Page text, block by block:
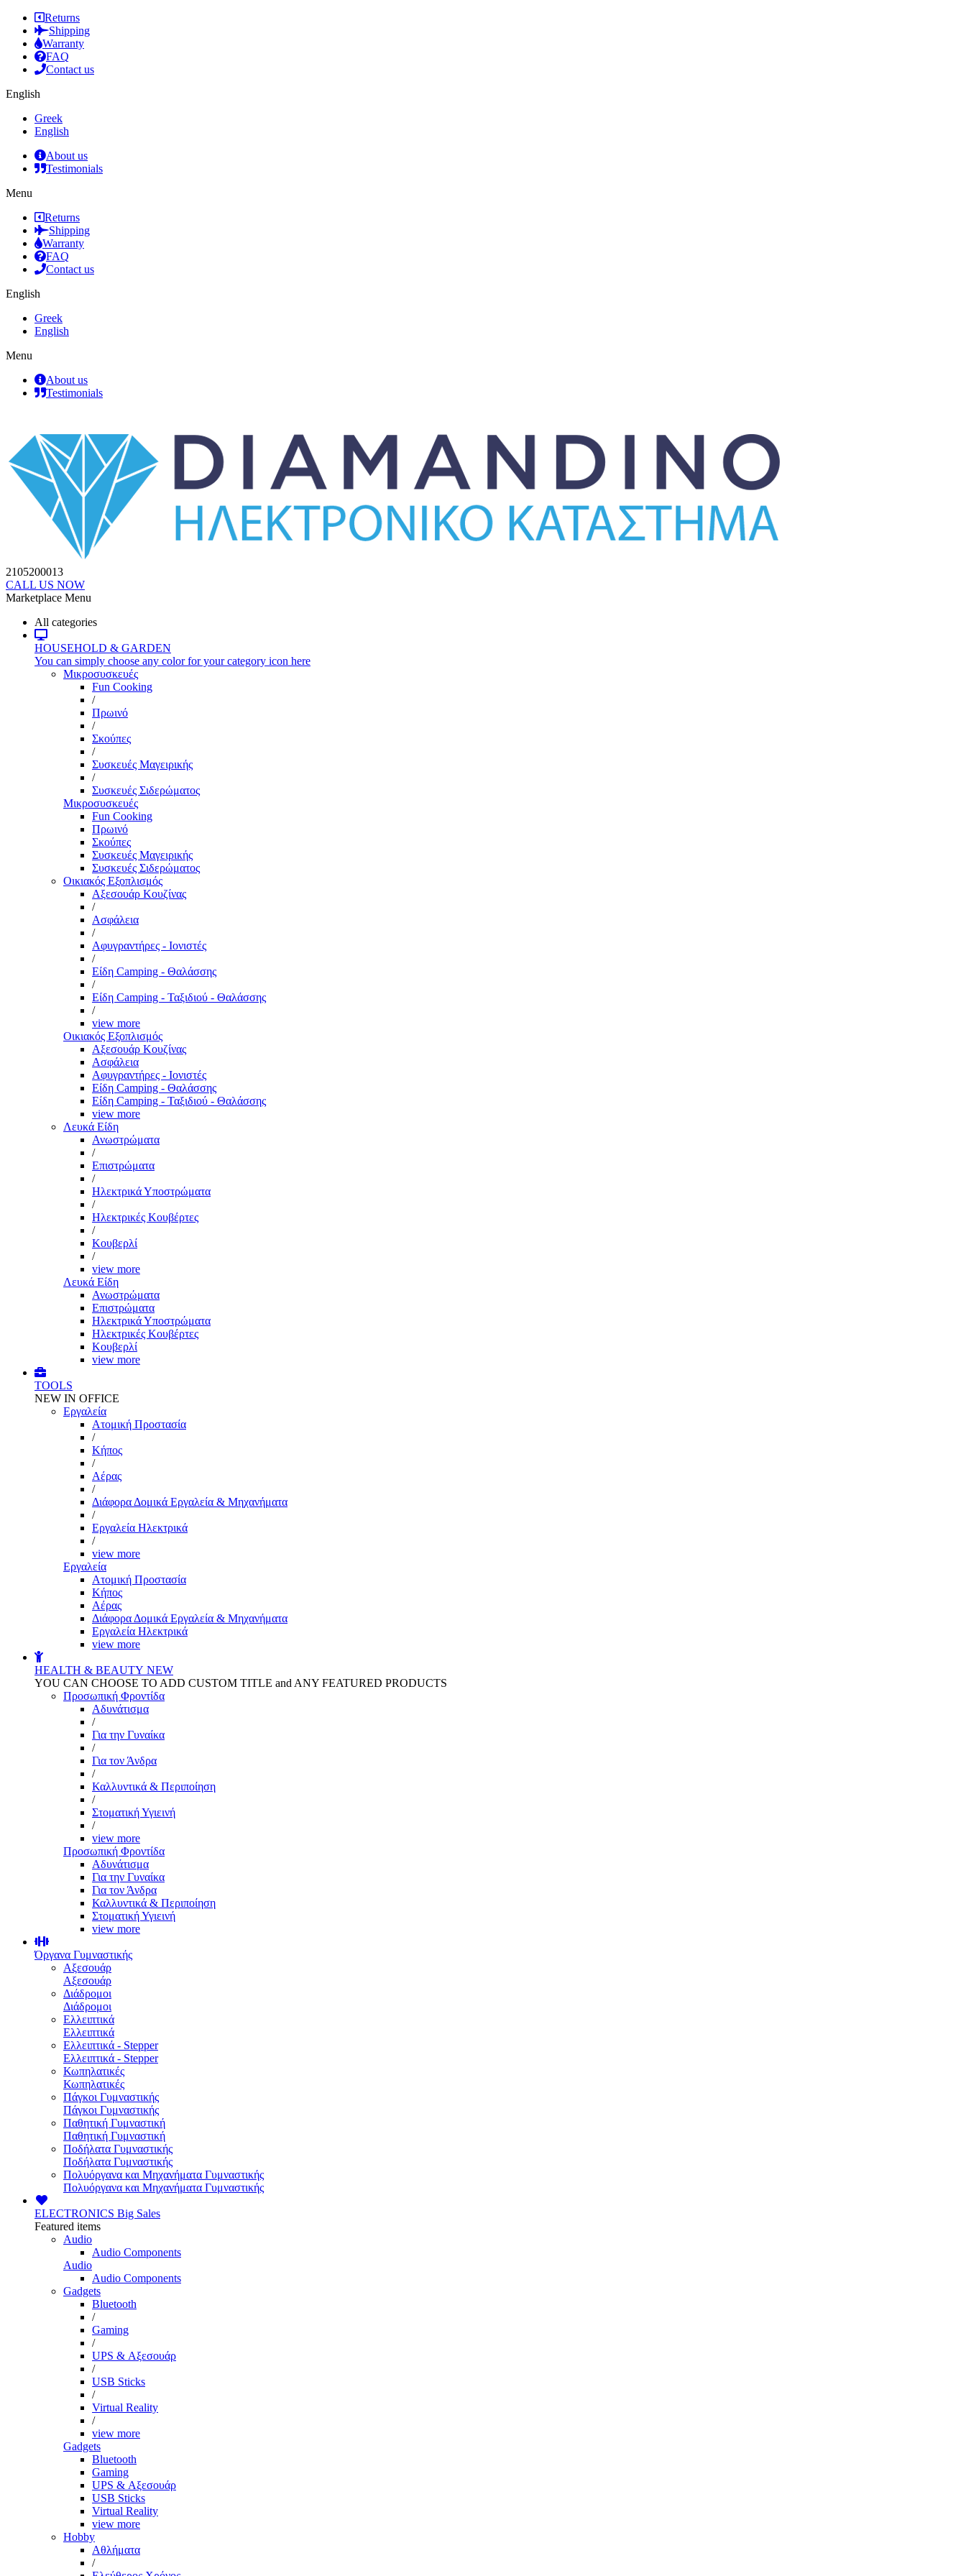
Returns
Shipping
Warranty
FAQ
Contact us
English
Greek
English
About us
Testimonials
Menu
Returns
Shipping
Warranty
FAQ
Contact us
English
Greek
English
Menu
About us
Testimonials
2105200013
CALL US NOW
Marketplace Menu
All categories
HOUSEHOLD & GARDEN
You can simply choose any color for your category icon here
Μικροσυσκευές
Fun Cooking
/
Πρωινό
/
Σκούπες
/
Συσκευές Μαγειρικής
/
Συσκευές Σιδερώματος
Μικροσυσκευές
Fun Cooking
Πρωινό
Σκούπες
Συσκευές Μαγειρικής
Συσκευές Σιδερώματος
Οικιακός Εξοπλισμός
Αξεσουάρ Κουζίνας
/
Ασφάλεια
/
Αφυγραντήρες - Ιονιστές
/
Είδη Camping - Θαλάσσης
/
Είδη Camping - Ταξιδιού - Θαλάσσης
/
view more
Οικιακός Εξοπλισμός
Αξεσουάρ Κουζίνας
Ασφάλεια
Αφυγραντήρες - Ιονιστές
Είδη Camping - Θαλάσσης
Είδη Camping - Ταξιδιού - Θαλάσσης
view more
Λευκά Είδη
Ανωστρώματα
/
Επιστρώματα
/
Ηλεκτρικά Υποστρώματα
/
Ηλεκτρικές Κουβέρτες
/
Κουβερλί
/
view more
Λευκά Είδη
Ανωστρώματα
Επιστρώματα
Ηλεκτρικά Υποστρώματα
Ηλεκτρικές Κουβέρτες
Κουβερλί
view more
TOOLS
NEW IN OFFICE
Εργαλεία
Aτομική Προστασία
/
Kήπος
/
Αέρας
/
Διάφορα Δομικά Εργαλεία & Μηχανήματα
/
Εργαλεία Ηλεκτρικά
/
view more
Εργαλεία
Aτομική Προστασία
Kήπος
Αέρας
Διάφορα Δομικά Εργαλεία & Μηχανήματα
Εργαλεία Ηλεκτρικά
view more
HEALTH & BEAUTY NEW
YOU CAN CHOOSE TO ADD CUSTOM TITLE and ANY FEATURED PRODUCTS
Προσωπική Φροντίδα
Αδυνάτισμα
/
Για την Γυναίκα
/
Για τον Άνδρα
/
Καλλυντικά & Περιποίηση
/
Στοματική Υγιεινή
/
view more
Προσωπική Φροντίδα
Αδυνάτισμα
Για την Γυναίκα
Για τον Άνδρα
Καλλυντικά & Περιποίηση
Στοματική Υγιεινή
view more
Όργανα Γυμναστικής
Αξεσουάρ
Αξεσουάρ
Διάδρομοι
Διάδρομοι
Ελλειπτικά
Ελλειπτικά
Ελλειπτικά - Stepper
Ελλειπτικά - Stepper
Κωπηλατικές
Κωπηλατικές
Πάγκοι Γυμναστικής
Πάγκοι Γυμναστικής
Παθητική Γυμναστική
Παθητική Γυμναστική
Ποδήλατα Γυμναστικής
Ποδήλατα Γυμναστικής
Πολυόργανα και Μηχανήματα Γυμναστικής
Πολυόργανα και Μηχανήματα Γυμναστικής
ELECTRONICS Big Sales
Featured items
Audio
Audio Components
Audio
Audio Components
Gadgets
Bluetooth
/
Gaming
/
UPS & Αξεσουάρ
/
USB Sticks
/
Virtual Reality
/
view more
Gadgets
Bluetooth
Gaming
UPS & Αξεσουάρ
USB Sticks
Virtual Reality
view more
Hobby
Αθλήματα
/